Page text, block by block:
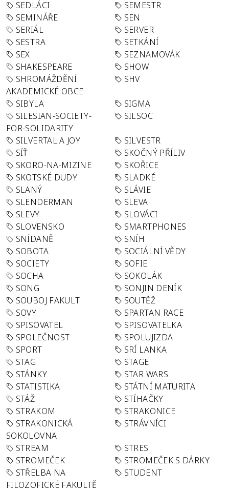
SEDLÁCI
SEMESTR
SEMINÁŘE
SEN
SERIÁL
SERVER
SESTRA
SETKÁNÍ
SEX
SEZNAMOVÁK
SHAKESPEARE
SHOW
SHROMÁŽDĚNÍ
AKADEMICKÉ OBCE
SHV
SIBYLA
SIGMA
SILESIAN-SOCIETY-
FOR-SOLIDARITY
SILSOC
SILVERTAL A JOY
SILVESTR
SÍŤ
SKOČNÝ PŘÍLIV
SKORO-NA-MIZINE
SKOŘICE
SKOTSKÉ DUDY
SLADKÉ
SLANÝ
SLÁVIE
SLENDERMAN
SLEVA
SLEVY
SLOVÁCI
SLOVENSKO
SMARTPHONES
SNÍDANĚ
SNÍH
SOBOTA
SOCIÁLNÍ VĚDY
SOCIETY
SOFIE
SOCHA
SOKOLÁK
SONG
SONJIN DENÍK
SOUBOJ FAKULT
SOUTĚŽ
SOVY
SPARTAN RACE
SPISOVATEL
SPISOVATELKA
SPOLEČNOST
SPOLUJIZDA
SPORT
SRÍ LANKA
STAG
STAGE
STÁNKY
STAR WARS
STATISTIKA
STÁTNÍ MATURITA
STÁŽ
STÍHAČKY
STRAKOM
STRAKONICE
STRAKONICKÁ
SOKOLOVNA
STRÁVNÍCI
STREAM
STRES
STROMEČEK
STROMEČEK S DÁRKY
STŘELBA NA
FILOZOFICKÉ FAKULTĚ
STUDENT